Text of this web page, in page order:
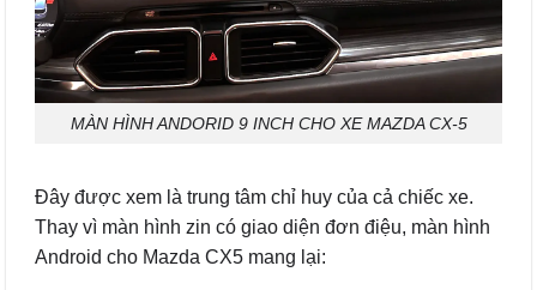
MÀN HÌNH ANDORID 9 INCH CHO XE MAZDA CX-5
Đây được xem là trung tâm chỉ huy của cả chiếc xe.
Thay vì màn hình zin có giao diện đơn điệu, màn hình
Android cho Mazda CX5 mang lại: